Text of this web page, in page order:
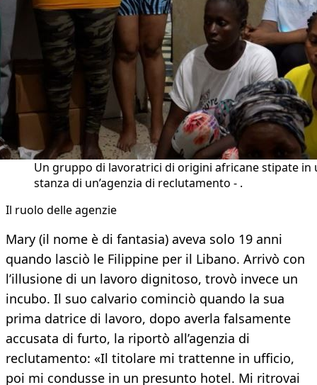
Un gruppo di lavoratrici di origini africane stipate in
stanza di un’agenzia di reclutamento - .
Il ruolo delle agenzie
Mary (il nome è di fantasia) aveva solo 19 anni
quando lasciò le Filippine per il Libano. Arrivò con
l’illusione di un lavoro dignitoso, trovò invece un
incubo. Il suo calvario cominciò quando la sua
prima datrice di lavoro, dopo averla falsamente
accusata di furto, la riportò all’agenzia di
reclutamento: «Il titolare mi trattenne in ufficio,
poi mi condusse in un presunto hotel. Mi ritrovai